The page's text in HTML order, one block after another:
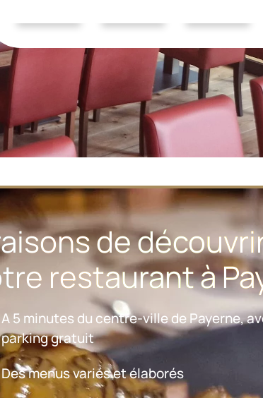
de
restaurant à
A 5 minutes du centre-ville de Payerne,
parking gratuit
Des menus variés et élaborés